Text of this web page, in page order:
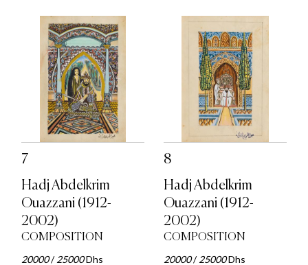
7
Hadj Abdelkrim
Ouazzani (1912-
2002)
COMPOSITION
20000/25000Dhs
8
Hadj Abdelkrim
Ouazzani (1912-
2002)
COMPOSITION
20000/25000Dhs